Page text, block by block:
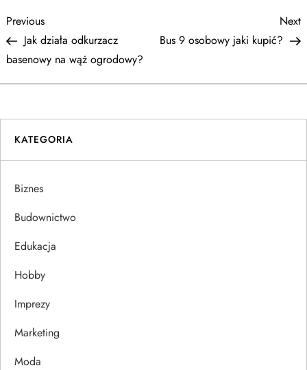
N
a
w
i
g
a
c
a
w
p
Previous
Post
Previous
Jak działa odkurzacz
basenowy na wąż ogrodowy?
Next
Bus 9 osobowy jaki kupić?
KATEGORIA
Biznes
Budownictwo
Edukacja
Hobby
Imprezy
Marketing
Moda